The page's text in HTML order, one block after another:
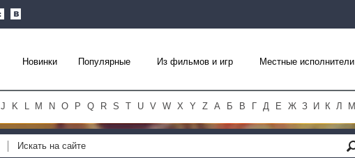
Новинки Популярные Из фильмов и игр Местные исполнители
J K L M N O P Q R S T U V W X Y Z А Б В Г Д Е Ж З И К Л М